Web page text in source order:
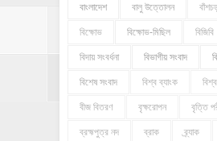
বাংলাদেশ বালু উত্তোলন
বিক্ষোভ বিক্ষোভ-মিছিল বিজিবি
বিদায় সংবর্ধনা বিভাগীয় সংবাদ
বিশেষ সংবাদ বিশ্ব ব্যাংক
বীজ বিতরণ বৃক্ষরোপন বৃত্তি
ব্রহ্মপুত্র নদ ব্রাক ব্র্যাক